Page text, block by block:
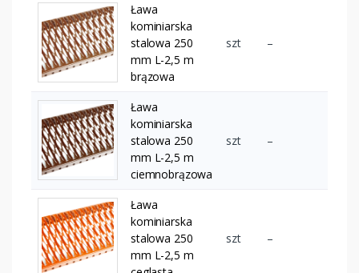
Ława
kominiarska
stalowa 250
mm L-2,5 m
brązowa
szt –
Ława
kominiarska
stalowa 250
mm L-2,5 m
ciemnobrązowa
szt –
Ława
kominiarska
stalowa 250
mm L-2,5 m
szt –